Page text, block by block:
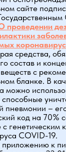
сайте
проведении
средства,
состав и
с
бланке. В
можно
способные
пневмонии –
код на 70%
с генетическим
COVID-19.
приложению к